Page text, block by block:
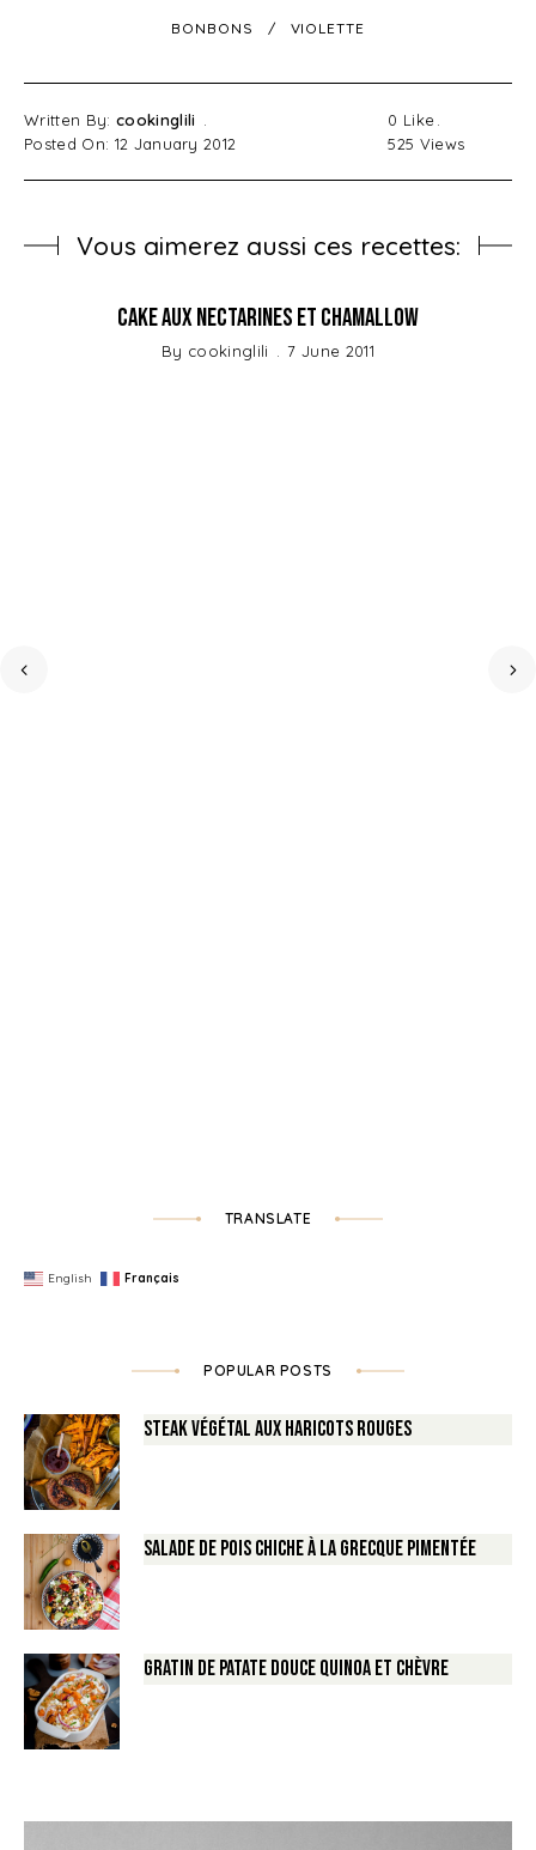
BONBONS VIOLETTE
Written By: cookinglili
Posted On: 12 January 2012
0 Like
525 Views
Vous aimerez aussi ces recettes:
Cake aux Nectarines et Chamallow
By cookinglili 7 June 2011
TRANSLATE
English Français
POPULAR POSTS
Steak végétal aux haricots rouges
Salade de Pois chiche à la Grecque pimentée
Gratin de Patate douce Quinoa et Chèvre